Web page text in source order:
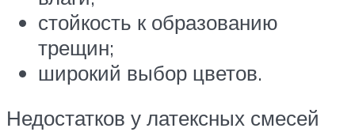
стойкость к образованию
трещин;
широкий выбор цветов.
Недостатков у латексных смесей